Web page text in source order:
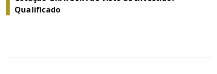
Qualificado